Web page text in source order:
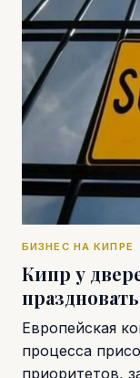
БИЗНЕС НА КИПРЕ
Кипр у
Европейская
процесса
приоритетов,